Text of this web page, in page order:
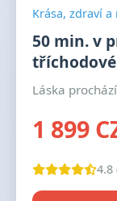
Krása, zdraví a
50 min. v
Láska
1 899
4.8